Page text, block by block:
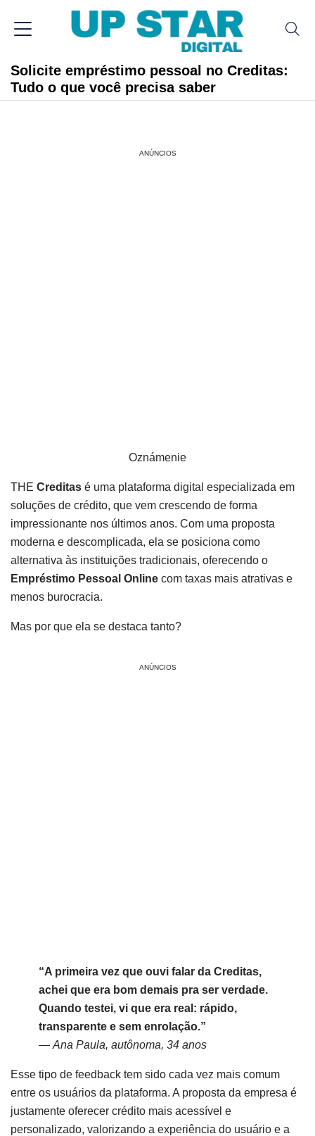
Solicite empréstimo pessoal no Creditas:
Tudo o que você precisa saber
ANÚNCIOS
Oznámenie
THE Creditas é uma plataforma digital especializada em
soluções de crédito, que vem crescendo de forma
impressionante nos últimos anos. Com uma proposta
moderna e descomplicada, ela se posiciona como
alternativa às instituições tradicionais, oferecendo o
Empréstimo Pessoal Online com taxas mais atrativas e
menos burocracia.
Mas por que ela se destaca tanto?
ANÚNCIOS
“A primeira vez que ouvi falar da Creditas,
achei que era bom demais pra ser verdade.
Quando testei, vi que era real: rápido,
transparente e sem enrolação.”
— Ana Paula, autônoma, 34 anos
Esse tipo de feedback tem sido cada vez mais comum
entre os usuários da plataforma. A proposta da empresa é
justamente oferecer crédito mais acessível e
personalizado, valorizando a experiência do usuário e a